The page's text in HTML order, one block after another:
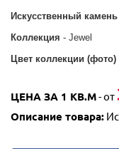
Искусственный
Коллекция - Jewel
Цвет коллекции (фото)
ЦЕНА ЗА 1 КВ.М- от
Описание товара: